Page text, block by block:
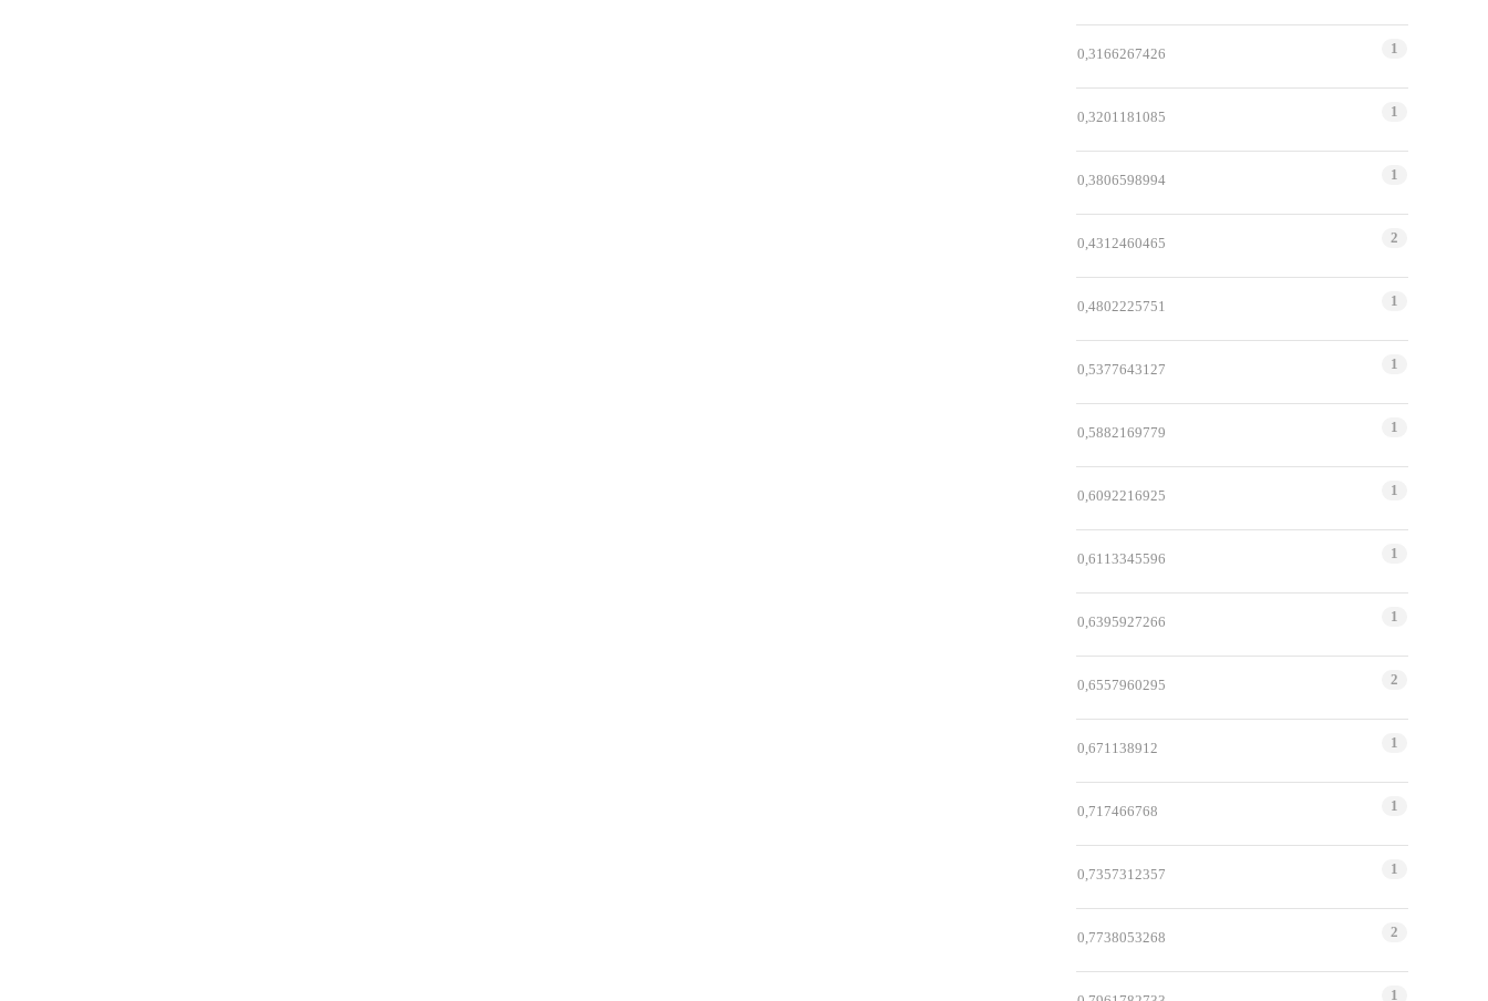
0,3166267426 1
0,3201181085 1
0,3806598994 1
0,4312460465 2
0,4802225751 1
0,5377643127 1
0,5882169779 1
0,6092216925 1
0,6113345596 1
0,6395927266 1
0,6557960295 2
0,671138912 1
0,717466768 1
0,7357312357 1
0,7738053268 2
1